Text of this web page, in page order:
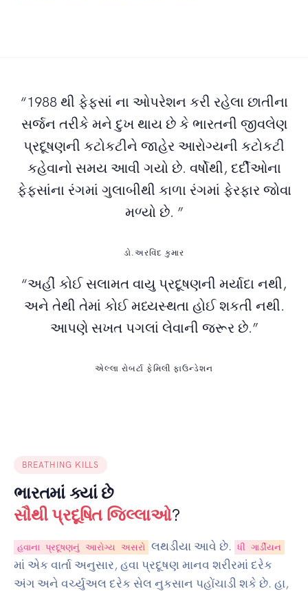
“1988 થી ફેફસાં ના ઓપરેશન કરી રહેલા છાતીના
સર્જન તરીકે મને દુખ થાય છે કે ભારતની જીવલેણ
પ્રદૂષણની કટોકટીને જાહેર આરોગ્યની કટોકટી
કહેવાનો સમય આવી ગયો છે. વર્ષોથી, દર્દીઓના
ફેફસાંના રંગમાં ગુલાબીથી કાળા રંગમાં ફેરફાર જોવા
મળ્યો છે. ”
ડો.અરવિંદ કુમાર
“અહીં કોઈ સલામત વાયુ પ્રદૂષણની મર્યાદા નથી,
અને તેથી તેમાં કોઈ મધ્યસ્થતા હોઈ શકતી નથી.
આપણે સખત પગલાં લેવાની જરૂર છે.”
એલ્લા રોબર્ટા ફેમિલી ફાઉન્ડેશન
BREATHING KILLS
ભારતમાં ક્યાં છે
સૌથી પ્રદૂષિત જિલ્લાઓ?
હવાના પ્રદૂષણનું આરોગ્ય અસરો લથડીયા આવે છે. ધી ગાર્ડીયન
માં એક વાર્તા અનુસાર, હવા પ્રદૂષણ માનવ શરીરમાં દરેક
અંગ અને વર્ચ્યુઅલ દરેક સેલ નુકસાન પહોંચાડી શકે છે. હા,